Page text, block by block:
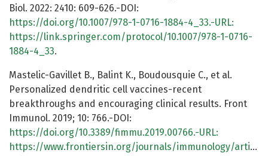
Biol. 2022: 2410: 609-626.-DOI:
https://doi.org/10.1007/978-1-0716-1884-4_33.-URL:
https://link.springer.com/protocol/10.1007/978-1-0716-
1884-4_33.
Mastelic-Gavillet B., Balint K., Boudousquie C., et al.
Personalized dendritic cell vaccines-recent
breakthroughs and encouraging clinical results. Front
Immunol. 2019; 10: 766.-DOI:
https://doi.org/10.3389/fimmu.2019.00766.-URL:
https://www.frontiersin.org/journals/immunology/articles/10.3389/fimmu.2019.00766/full